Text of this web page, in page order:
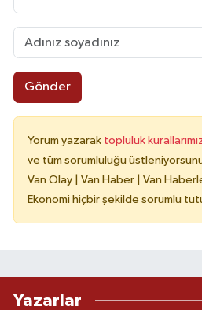
Gönder
Yorum yazarak topluluk
ve tüm sorumluluğu
Van Olay | Van Haber | Van
Ekonomi hiçbir şekilde sorumlu
Yazarlar